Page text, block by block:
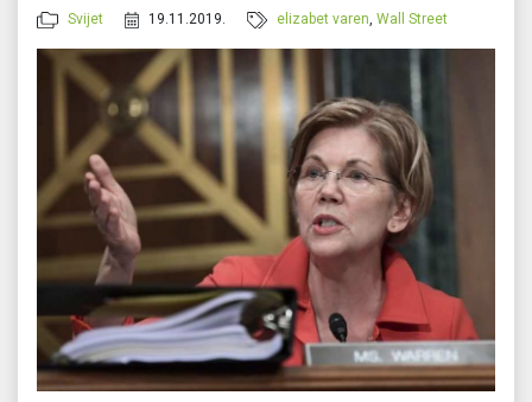
Svijet 19.11.2019. elizabet varen,Wall Street